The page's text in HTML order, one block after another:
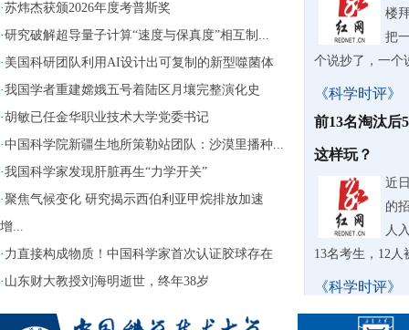
·苏炜杰获颁2026年度考普斯奖
·研究破解超导量子计算“速度与保真度”相互制...
· 美国科研团队利用AI设计出可复制的新型噬菌体
·我国学者重建嫦娥五号着陆区月壤完整演化史
·胡敏已任金华职业技术大学党委书记
·中国科学院新疆生地所策勒站团队：沙漠里播种...
·我国科学家发现肝脏再生“力学开关”
·聚焦气候变化 研究揭示西伯利亚甲烷排放加速
增...
· 力直接构成物质！中国科学家首次认证胶球存在
· 山东财大教授刘海明逝世，终年38岁
楼
把
个说抄了，一个
《科学时评》
前13名淘汰后
这样玩？
近
的
人
13名考生，12人
《科学时评》
苏泊尔AI擦边